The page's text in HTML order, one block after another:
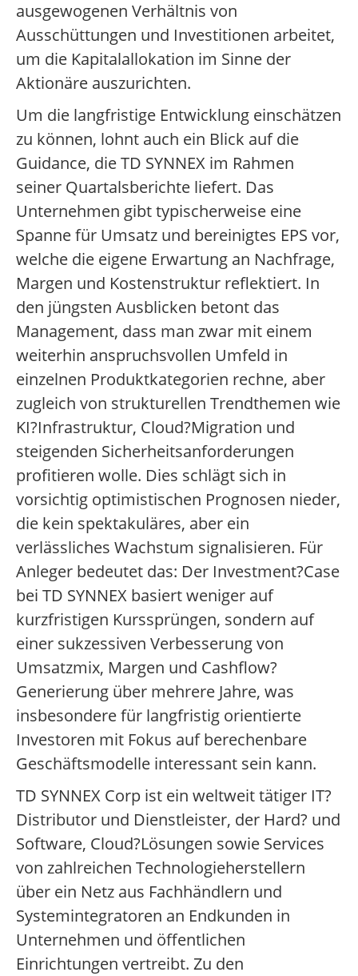
ausgewogenen Verhältnis von
Ausschüttungen und Investitionen arbeitet,
um die Kapitalallokation im Sinne der
Aktionäre auszurichten.
Um die langfristige Entwicklung einschätzen
zu können, lohnt auch ein Blick auf die
Guidance, die TD SYNNEX im Rahmen
seiner Quartalsberichte liefert. Das
Unternehmen gibt typischerweise eine
Spanne für Umsatz und bereinigtes EPS vor,
welche die eigene Erwartung an Nachfrage,
Margen und Kostenstruktur reflektiert. In
den jüngsten Ausblicken betont das
Management, dass man zwar mit einem
weiterhin anspruchsvollen Umfeld in
einzelnen Produktkategorien rechne, aber
zugleich von strukturellen Trendthemen wie
KI?Infrastruktur, Cloud?Migration und
steigenden Sicherheitsanforderungen
profitieren wolle. Dies schlägt sich in
vorsichtig optimistischen Prognosen nieder,
die kein spektakuläres, aber ein
verlässliches Wachstum signalisieren. Für
Anleger bedeutet das: Der Investment?Case
bei TD SYNNEX basiert weniger auf
kurzfristigen Kurssprüngen, sondern auf
einer sukzessiven Verbesserung von
Umsatzmix, Margen und Cashflow?
Generierung über mehrere Jahre, was
insbesondere für langfristig orientierte
Investoren mit Fokus auf berechenbare
Geschäftsmodelle interessant sein kann.
TD SYNNEX Corp ist ein weltweit tätiger IT?
Distributor und Dienstleister, der Hard? und
Software, Cloud?Lösungen sowie Services
von zahlreichen Technologieherstellern
über ein Netz aus Fachhändlern und
Systemintegratoren an Endkunden in
Unternehmen und öffentlichen
Einrichtungen vertreibt. Zu den